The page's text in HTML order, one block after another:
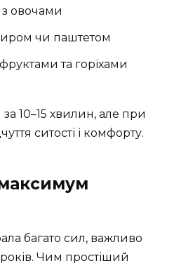
овочами
чи паштетом
та горіхами
за 10–15 хвилин, але при
ситості і комфорту.
багато сил, важливо
Чим простіший